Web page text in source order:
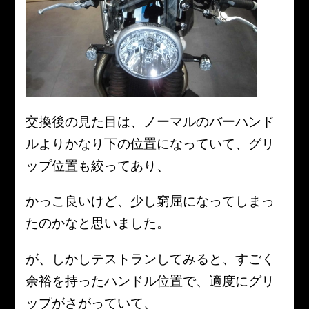
交換後の見た目は、ノーマルのバーハンド
ルよりかなり下の位置になっていて、グリ
ップ位置も絞ってあり、
かっこ良いけど、少し窮屈になってしまっ
たのかなと思いました。
が、しかしテストランしてみると、すごく
余裕を持ったハンドル位置で、適度にグリ
ップがさがっていて、